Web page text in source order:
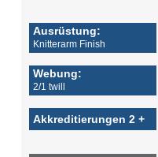
Ausrüstung:
Knitterarm Finish
Webung:
2/1 twill
Akkreditierungen 2 +